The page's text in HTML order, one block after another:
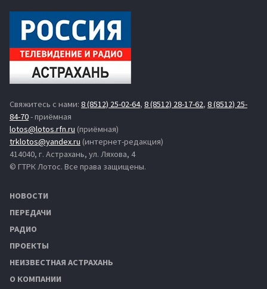
Свяжитесь с нами: 8 (8512) 25-02-64, 8 (8512) 28-17-62, 8 (8512) 25-
84-70- приёмная
lotos@lotos.rfn.ru (приёмная)
trklotos@yandex.ru (интернет-редакция)
414040, г. Астрахань, ул. Ляхова, 4
© ГТРК Лотос. Все права защищены.
НОВОСТИ
ПЕРЕДАЧИ
РАДИО
ПРОЕКТЫ
НЕИЗВЕСТНАЯ АСТРАХАНЬ
О КОМПАНИИ